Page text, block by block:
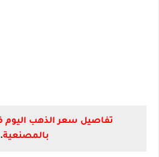
بالمصنعية.